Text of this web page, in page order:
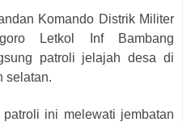
Komando Distrik Militer
Letkol Inf Bambang
patroli jelajah desa di
selatan.
ini melewati jembatan